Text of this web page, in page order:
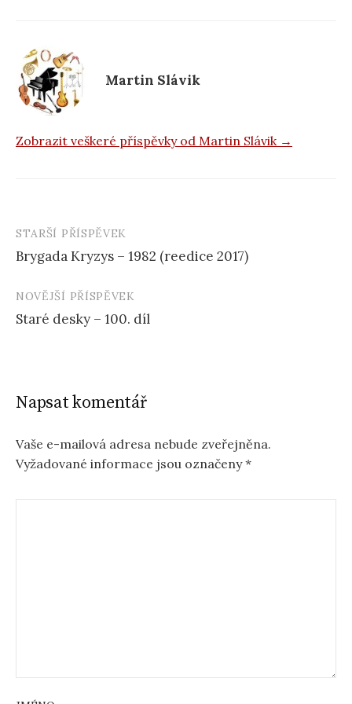
k
Martin Slávik
Zobrazit veškeré příspěvky od Martin Slávik →
Navigace
příspěvku
STARŠÍ PŘÍSPĚVEK
Brygada Kryzys – 1982 (reedice 2017)
NOVĚJŠÍ PŘÍSPĚVEK
Staré desky – 100. díl
Napsat komentář
Vaše e-mailová adresa nebude zveřejněna.
Vyžadované informace jsou označeny*